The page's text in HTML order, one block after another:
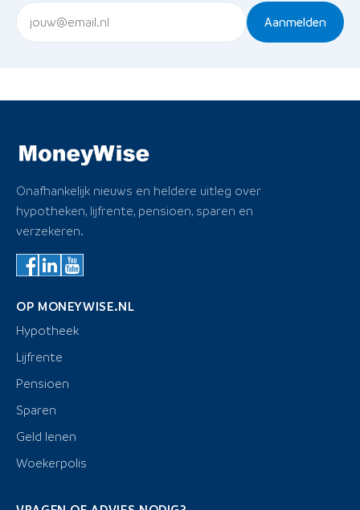
Aanmelden
Onafhankelijk nieuws en heldere uitleg over
hypotheken, lijfrente, pensioen, sparen en
verzekeren.
OP MONEYWISE.NL
Hypotheek
Lijfrente
Pensioen
Sparen
Geld lenen
Woekerpolis